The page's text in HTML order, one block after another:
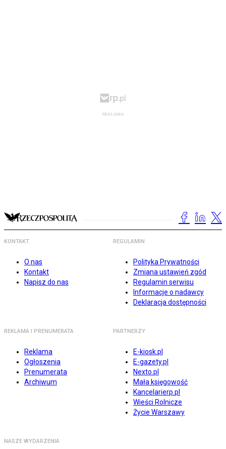
KONTAKT
O nas
Kontakt
Napisz do nas
REGULAMIN
Polityka Prywatności
Zmiana ustawień zgód
Regulamin serwisu
Informacje o nadawcy
Deklaracja dostępności
REKLAMA I PRENUMERATA
Reklama
Ogłoszenia
Prenumerata
Archiwum
PARTNERZY
E-kiosk.pl
E-gazety.pl
Nexto.pl
Mała księgowość
Kancelarierp.pl
Wieści Rolnicze
Życie Warszawy
NASZE WYDARZENIA